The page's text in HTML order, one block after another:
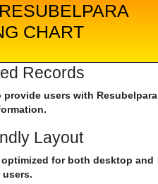
CHART
Records
users with Resubelpara
Layout
for both desktop and
users.